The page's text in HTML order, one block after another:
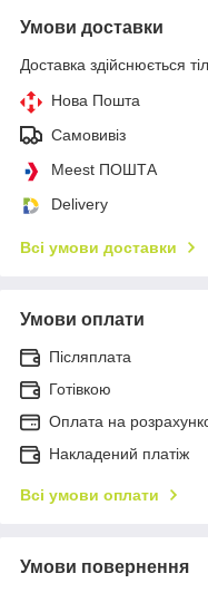
Умови доставки
Доставка здійснюється
Нова Пошта
Самовивіз
Meest ПОШТА
Delivery
Всі умови доставки
Умови оплати
Післяплата
Готівкою
Оплата на
Накладений платіж
Всі умови оплати
Умови повернення